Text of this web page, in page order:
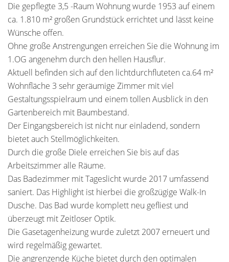
Die gepflegte 3,5 -Raum Wohnung wurde 1953 auf einem
ca. 1.810 m² großen Grundstück errichtet und lässt keine
Wünsche offen.
Ohne große Anstrengungen erreichen Sie die Wohnung im
1.OG angenehm durch den hellen Hausflur.
Aktuell befinden sich auf den lichtdurchfluteten ca.64 m²
Wohnfläche 3 sehr geräumige Zimmer mit viel
Gestaltungsspielraum und einem tollen Ausblick in den
Gartenbereich mit Baumbestand.
Der Eingangsbereich ist nicht nur einladend, sondern
bietet auch Stellmöglichkeiten.
Durch die große Diele erreichen Sie bis auf das
Arbeitszimmer alle Räume.
Das Badezimmer mit Tageslicht wurde 2017 umfassend
saniert. Das Highlight ist hierbei die großzügige Walk-In
Dusche. Das Bad wurde komplett neu gefliest und
überzeugt mit Zeitloser Optik.
Die Gasetagenheizung wurde zuletzt 2007 erneuert und
wird regelmäßig gewartet.
Die angrenzende Küche bietet durch den optimalen